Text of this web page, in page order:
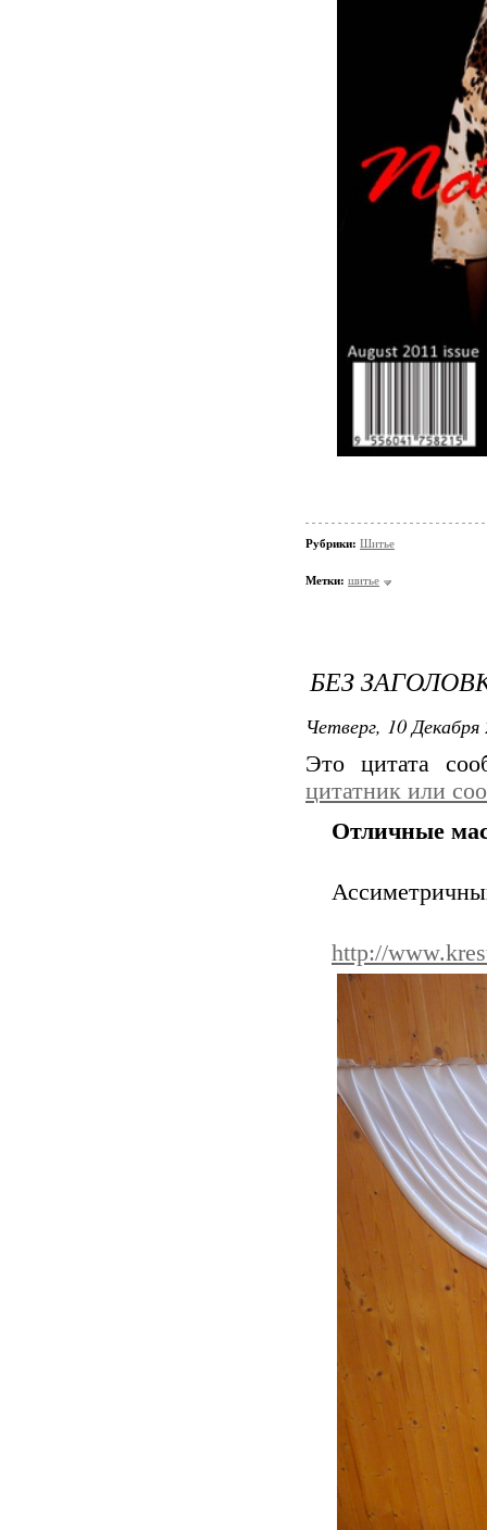
Рубрики: Шитье
Метки: шитье
БЕЗ
Четверг, 10
Это цитата
цитатник или
Отличные
http://